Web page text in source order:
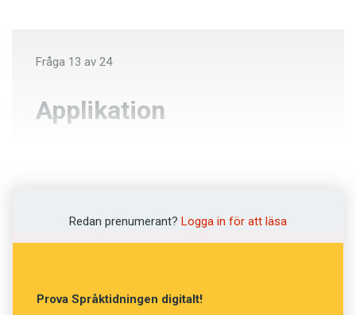
Fråga 13 av 24
Applikation
Tillämpning
Redan prenumerant? Logga in för att läsa
Prova Språktidningen digitalt!